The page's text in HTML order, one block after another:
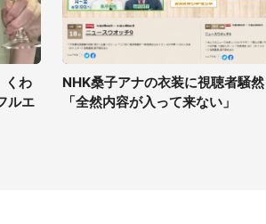
くわ
ルエ
NHK桑子アナの衣装に視聴者騒然
「全然内容が入って来ない」